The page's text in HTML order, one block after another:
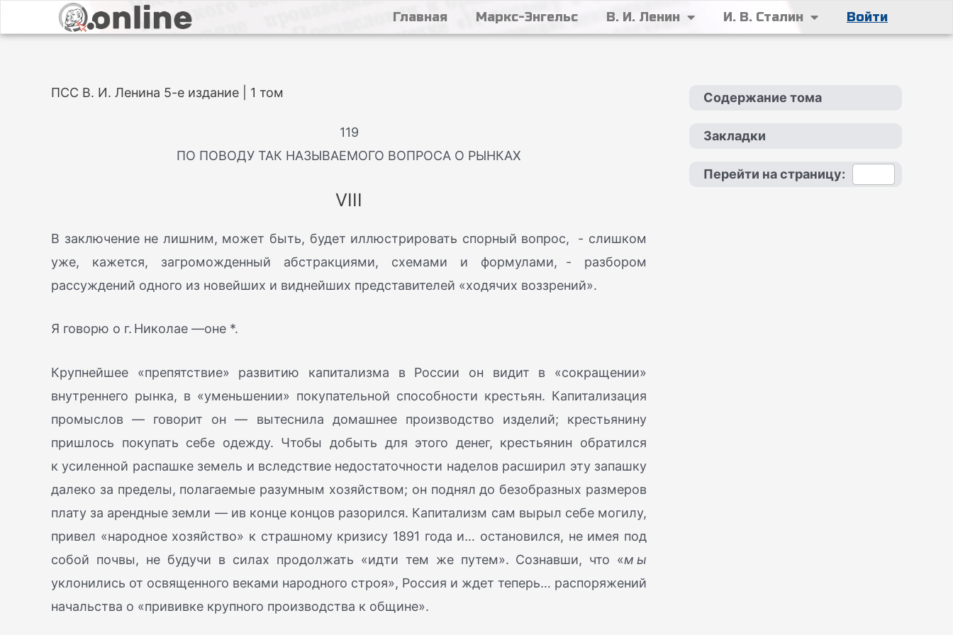
Главная Маркс-Энгельс В. И. Ленин И. В. Сталин Войти
ПСС В. И. Ленина 5-е издание | 1 том
119
ПО ПОВОДУ ТАК НАЗЫВАЕМОГО ВОПРОСА О РЫНКАХ
VIII
В заключение не лишним, может быть, будет иллюстрировать спорный вопрос, - слишком
уже, кажется, загроможденный абстракциями, схемами и формулами, - разбором
рассуждений одного из новейших и виднейших представителей «ходячих воззрений».
Я говорю о г. Николае —оне *.
Крупнейшее «препятствие» развитию капитализма в России он видит в «сокращении»
внутреннего рынка, в «уменьшении» покупательной способности крестьян. Капитализация
промыслов — говорит он — вытеснила домашнее производство изделий; крестьянину
пришлось покупать себе одежду. Чтобы добыть для этого денег, крестьянин обратился
к усиленной распашке земель и вследствие недостаточности наделов расширил эту запашку
далеко за пределы, полагаемые разумным хозяйством; он поднял до безобразных размеров
плату за арендные земли — ив конце концов разорился. Капитализм сам вырыл себе могилу,
привел «народное хозяйство» к страшному кризису 1891 года и… остановился, не имея под
собой почвы, не будучи в силах продолжать «идти тем же путем». Сознавши, что «мы
уклонились от освященного веками народного строя», Россия и ждет теперь… распоряжений
начальства о «прививке крупного производства к общине».
Содержание тома
Закладки
Перейти на страницу: